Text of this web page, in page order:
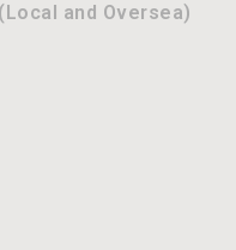
and Oversea)